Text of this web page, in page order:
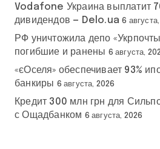
Vodafone Украина выплатит
дивидендов — Delo.ua 6
РФ уничтожила депо
погибшие и ранены 6 августа,
«єОселя» обеспечивает 93%
банкиры 6 августа, 2026
Кредит 300 млн грн для
с Ощадбанком 6 августа, 2026